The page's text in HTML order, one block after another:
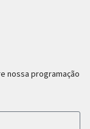
nossa programação